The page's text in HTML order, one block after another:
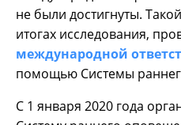
не были достигнуты.
итогах исследования,
международной
помощью Системы
С 1 января 2020 года